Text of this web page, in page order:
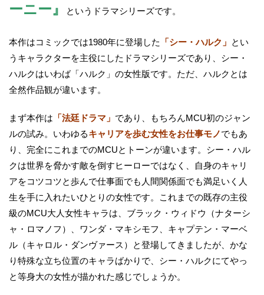
ーニー』
というドラマシリーズです。
本作はコミックでは1980年に登場した 「シー・ハルク」 とい
うキャラクターを主役にしたドラマシリーズであり、シー・
ハルクはいわば「ハルク」の女性版です。ただ、ハルクとは
全然作品観が違います。
まず本作は 「法廷ドラマ」 であり、もちろんMCU初のジャン
ルの試み。いわゆるキャリアを歩む女性をお仕事モノでもあ
り、完全にこれまでのMCUとトーンが違います。シー・ハル
クは世界を脅かす敵を倒すヒーローではなく、自身のキャリ
アをコツコツと歩んで仕事面でも人間関係面でも満足いく人
生を手に入れたいひとりの女性です。これまでの既存の主役
級のMCU大人女性キャラは、ブラック・ウィドウ（ナターシ
ャ・ロマノフ）、ワンダ・マキシモフ、キャプテン・マーベ
ル（キャロル・ダンヴァース）と登場してきましたが、かな
り特殊な立ち位置のキャラばかりで、シー・ハルクにてやっ
と等身大の女性が描かれた感じでしょうか。